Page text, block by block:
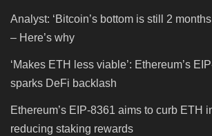
Analyst: ‘Bitcoin’s bottom is still 2
– Here’s why
‘Makes ETH less viable’: Ethereum’s
sparks DeFi backlash
Ethereum’s EIP-8361 aims to curb ETH
reducing staking rewards